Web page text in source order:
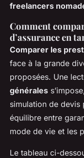
freelancers
Comment
d’assurance en
Comparer les
face à la grande
proposées. Une
générales
simulation de devis
équilibre entre
mode de vie et les
Le tableau ci-